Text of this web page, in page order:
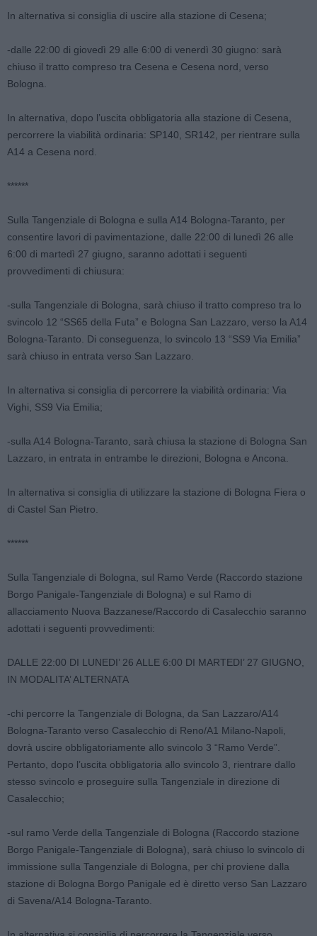
In alternativa si consiglia di uscire alla stazione di Cesena;
-dalle 22:00 di giovedì 29 alle 6:00 di venerdì 30 giugno: sarà
chiuso il tratto compreso tra Cesena e Cesena nord, verso
Bologna.
In alternativa, dopo l’uscita obbligatoria alla stazione di Cesena,
percorrere la viabilità ordinaria: SP140, SR142, per rientrare sulla
A14 a Cesena nord.
******
Sulla Tangenziale di Bologna e sulla A14 Bologna-Taranto, per
consentire lavori di pavimentazione, dalle 22:00 di lunedì 26 alle
6:00 di martedì 27 giugno, saranno adottati i seguenti
provvedimenti di chiusura:
-sulla Tangenziale di Bologna, sarà chiuso il tratto compreso tra lo
svincolo 12 “SS65 della Futa” e Bologna San Lazzaro, verso la A14
Bologna-Taranto. Di conseguenza, lo svincolo 13 “SS9 Via Emilia”
sarà chiuso in entrata verso San Lazzaro.
In alternativa si consiglia di percorrere la viabilità ordinaria: Via
Vighi, SS9 Via Emilia;
-sulla A14 Bologna-Taranto, sarà chiusa la stazione di Bologna San
Lazzaro, in entrata in entrambe le direzioni, Bologna e Ancona.
In alternativa si consiglia di utilizzare la stazione di Bologna Fiera o
di Castel San Pietro.
******
Sulla Tangenziale di Bologna, sul Ramo Verde (Raccordo stazione
Borgo Panigale-Tangenziale di Bologna) e sul Ramo di
allacciamento Nuova Bazzanese/Raccordo di Casalecchio saranno
adottati i seguenti provvedimenti:
DALLE 22:00 DI LUNEDI’ 26 ALLE 6:00 DI MARTEDI’ 27 GIUGNO,
IN MODALITA’ ALTERNATA
-chi percorre la Tangenziale di Bologna, da San Lazzaro/A14
Bologna-Taranto verso Casalecchio di Reno/A1 Milano-Napoli,
dovrà uscire obbligatoriamente allo svincolo 3 “Ramo Verde”.
Pertanto, dopo l’uscita obbligatoria allo svincolo 3, rientrare dallo
stesso svincolo e proseguire sulla Tangenziale in direzione di
Casalecchio;
-sul ramo Verde della Tangenziale di Bologna (Raccordo stazione
Borgo Panigale-Tangenziale di Bologna), sarà chiuso lo svincolo di
immissione sulla Tangenziale di Bologna, per chi proviene dalla
stazione di Bologna Borgo Panigale ed è diretto verso San Lazzaro
di Savena/A14 Bologna-Taranto.